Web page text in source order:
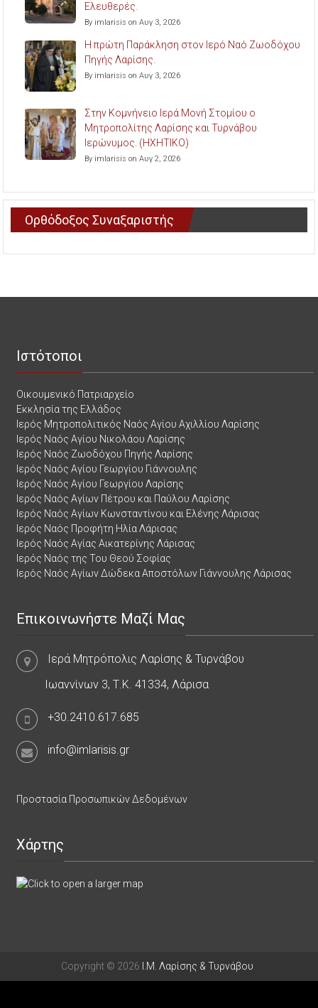
Ελευθερές.
By imlarisis on Αυγ 3, 2026
Η πρώτη Παράκληση στον Ιερό Ναό Ζωοδόχου
Πηγής Λαρίσης.
By imlarisis on Αυγ 3, 2026
Στην Κομνήνειο Ιερά Μονή Στομίου ο
Μητροπολίτης Λαρίσης και Τυρνάβου
Ιερώνυμος. (ΗΧΗΤΙΚΟ)
By imlarisis on Αυγ 2, 2026
Ορθόδοξος Συναξαριστής
Ιστότοποι
Οικουμενικό Πατριαρχείο
Εκκλησία της Ελλάδος
Ιερός Μητροπολιτικός Ναός Αγίου Αχιλλίου Λαρίσης
Ιερός Ναός Αγίου Νικολάου Λαρίσης
Ιερός Ναός Ζωοδόχου Πηγής Λαρίσης
Ιερός Ναός Αγίου Γεωργίου Γιάννουλης
Ιερός Ναός Αγίου Γεωργίου Λαρίσης
Ιερός Ναός Αγίων Πέτρου και Παύλου Λαρίσης
Ιερός Ναός Αγίων Κωνσταντίνου και Ελένης Λάρισας
Ιερός Ναός Προφήτη Ηλία Λάρισας
Ιερός Ναός Αγίας Αικατερίνης Λάρισας
Ιερός Ναός της Του Θεού Σοφίας
Ιερός Ναός Αγίων Δώδεκα Αποστόλων Γιάννουλης Λάρισας
Επικοινωνήστε Μαζί Μας
Ιερά Μητρόπολις Λαρίσης & Τυρνάβου
Ιωαννίνων 3, Τ.Κ. 41334, Λάρισα
+30.2410.617.685
info@imlarisis.gr
Προστασία Προσωπικών Δεδομένων
Χάρτης
Copyright © 2026 Ι.Μ. Λαρίσης & Τυρνάβου.